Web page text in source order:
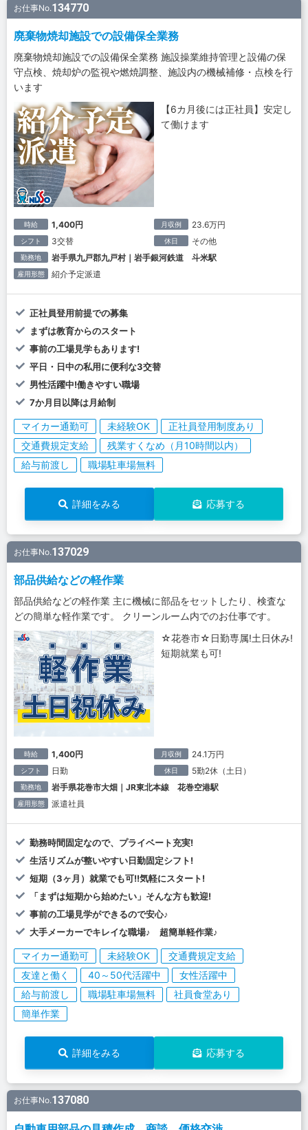
お仕事No.134770
廃棄物焼却施設での設備保全業務
廃棄物焼却施設での設備保全業務 施設操業維持管理と設備の保
守点検、焼却炉の監視や燃焼調整、施設内の機械補修・点検を行
います
【6カ月後には正社員】安定し
て働けます
時給 1,400円 月収例 23.6万円
シフト 3交替 休日 その他
勤務地 岩手県九戸郡九戸村｜岩手銀河鉄道 斗米駅
雇用形態 紹介予定派遣
正社員登用前提での募集
まずは教育からのスタート
事前の工場見学もあります!
平日・日中の私用に便利な3交替
男性活躍中!働きやすい職場
7か月目以降は月給制
マイカー通勤可 未経験OK
正社員登用制度あり
交通費規定支給
残業すくなめ（月10時間以内）
給与前渡し
職場駐車場無料
詳細をみる 応募する
お仕事No.137029
部品供給などの軽作業
部品供給などの軽作業 主に機械に部品をセットしたり、検査な
どの簡単な軽作業です。 クリーンルーム内でのお仕事です。
☆花巻市☆日勤専属!土日休み!
短期就業も可!
時給 1,400円 月収例 24.1万円
シフト 日勤 休日 5勤2休（土日）
勤務地 岩手県花巻市大畑｜JR東北本線 花巻空港駅
雇用形態 派遣社員
勤務時間固定なので、プライベート充実!
生活リズムが整いやすい日勤固定シフト!
短期（3ヶ月）就業でも可!!気軽にスタート!
「まずは短期から始めたい」そんな方も歓迎!
事前の工場見学ができるので安心♪
大手メーカーでキレイな職場♪ 超簡単軽作業♪
マイカー通勤可 未経験OK
交通費規定支給
友達と働く
40～50代活躍中
女性活躍中
給与前渡し
職場駐車場無料
社員食堂あり
簡単作業
詳細をみる 応募する
お仕事No.137080